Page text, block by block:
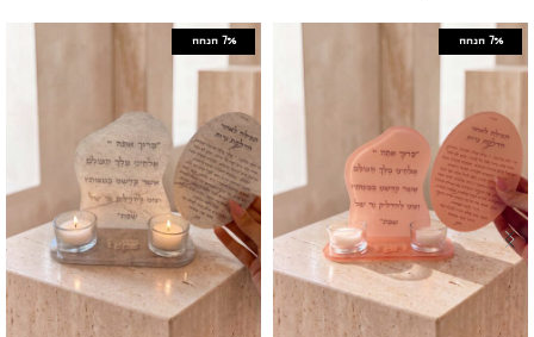
7% הנחה 7% הנחה